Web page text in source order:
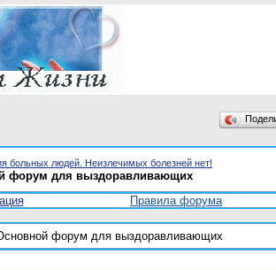
больных людей. Неизлечимых болезней нет!
форум для выздоравливающих
Правила форума
форум для выздоравливающих